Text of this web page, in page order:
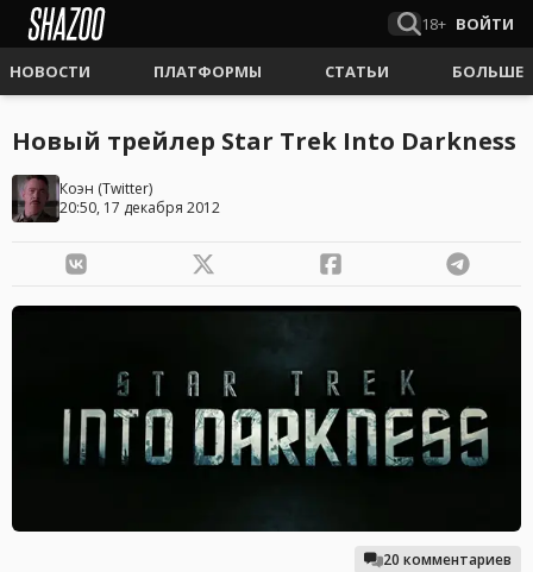
18+ ВОЙТИ
НОВОСТИ ПЛАТФОРМЫ СТАТЬИ БОЛЬШЕ
Новый трейлер Star Trek Into Darkness
Коэн (Twitter)
20:50, 17 декабря 2012
20 комментариев